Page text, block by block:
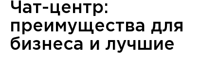
Чат-центр:
преимущества для
бизнеса и лучшие